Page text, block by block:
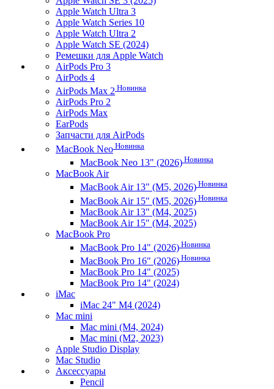
Apple Watch Ultra 3
Apple Watch Series 10
Apple Watch Ultra 2
Apple Watch SE (2024)
Ремешки для Apple Watch
AirPods Pro 3
AirPods 4
AirPods Max 2 Новинка
AirPods Pro 2
AirPods Max
EarPods
Запчасти для AirPods
MacBook Neo Новинка
MacBook Neo 13" (2026) Новинка
MacBook Air
MacBook Air 13" (M5, 2026) Новинка
MacBook Air 15" (M5, 2026) Новинка
MacBook Air 13" (M4, 2025)
MacBook Air 15" (M4, 2025)
MacBook Pro
MacBook Pro 14" (2026) Новинка
MacBook Pro 16" (2026) Новинка
MacBook Pro 14" (2025)
MacBook Pro 14" (2024)
iMac
iMac 24" M4 (2024)
Mac mini
Mac mini (M4, 2024)
Mac mini (M2, 2023)
Apple Studio Display
Mac Studio
Аксессуары
Pencil